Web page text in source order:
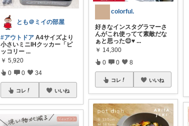
とも＠ミイの部屋
#アウトドア A4サイズより
小さいミニIHクッカー「ピ
ッコリー ...
￥ 5,920
0 0 34
コレ いいね
colorful.
好きなインスタグラマーさ
んがこれ使ってて素敵だな
ぁと思った😌♥ ...
￥ 14,300
0 0 8
コレ いいね